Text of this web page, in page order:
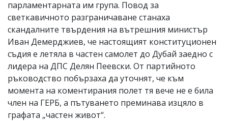
парламентарната им група. Повод за
светкавичното разграничаване станаха
скандалните твърдения на вътрешния министър
Иван Демерджиев, че настоящият конституционен
съдия е летяла в частен самолет до Дубай заедно с
лидера на ДПС Делян Пеевски. От партийното
ръководство побързаха да уточнят, че към
момента на коментирания полет тя вече не е била
член на ГЕРБ, а пътуването преминава изцяло в
графата „частен живот“.